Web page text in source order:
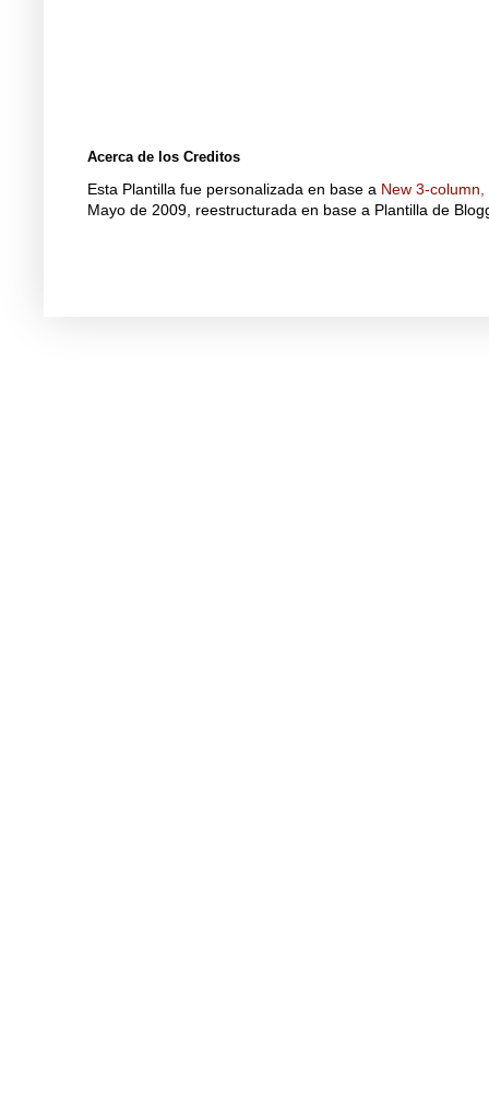
Acerca de los Creditos
Esta Plantilla fue personalizada en base a New 3-
Mayo de 2009, reestructurada en base a Plantilla de